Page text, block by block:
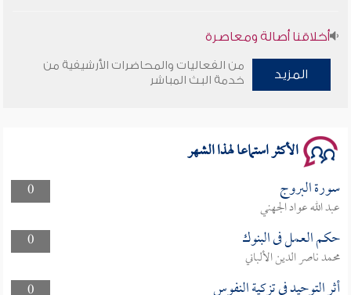
أخلاقنا أصالة ومعاصرة
وأمنهم من خوف 9
المزيد
من الفعاليات والمحاضرات الأرشيفية من
خدمة البث المباشر
الأكثر استماعا لهذا الشهر
0 سورة البروج
عبد الله عواد الجهني
0
حكم العمل فى البنوك
محمد ناصر الدين الألباني